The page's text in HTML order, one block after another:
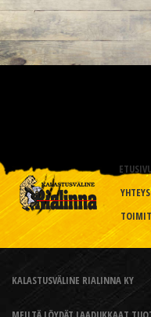
KALASTUSVÄLINE RIALINNA KY